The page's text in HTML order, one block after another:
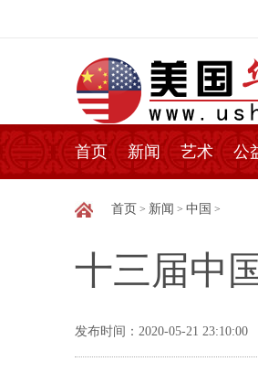
首页 新闻 艺术 公
首页 > 新闻 > 中国 >
十三届中
发布时间：2020-05-21 23:10:00